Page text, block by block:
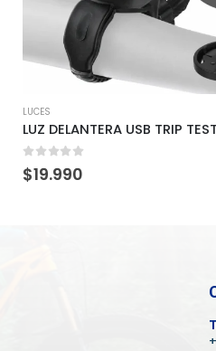
LUCES
LUZ DELANTERA USB TRIP
0 out of 5
$19.990